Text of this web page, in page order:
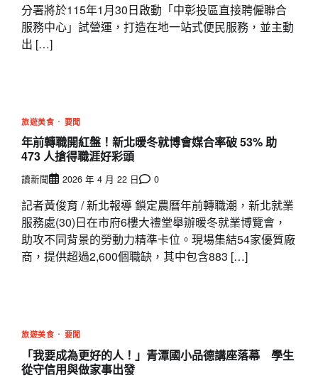
分署將於115年1月30日啟動「中彰投區直接聘僱聯合
服務中心」試營運，打造在地一站式便民服務，並主動
出 […]
旅遊美食 要聞
年前轉職開紅盤！新北暖冬就博會媒合率破 53% 助
473 人搶得職涯好彩頭
讀新聞 2026 年 4 月 22 日 0
記者黃俊育 / 新北報導 鎖定農曆年前轉職潮，新北就業
服務處(30)日在市府6樓大禮堂舉辦暖冬就業博覽會，
助攻不同背景的勞動力精準卡位。現場集結54家優質廠
商，提供超過2,600個職缺，其中包含883 […]
旅遊美食 要聞
「我要成為更好的人！」青潭國小品德講座落幕 學生
從守信用與做家事出發